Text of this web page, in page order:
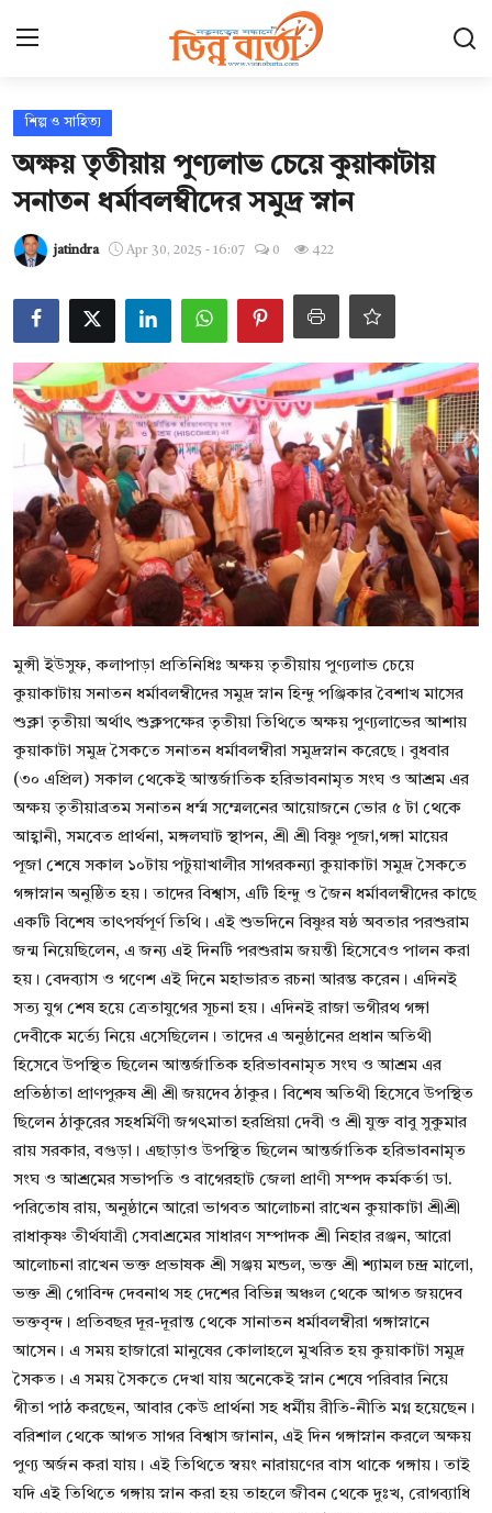
Login
ছবি ঘর
যোগাযোগ
আন্তর্জাতিক
খেলা
সারাদেশ
বিনোদন
বাণিজ্য
শিল্প ও সাহিত্য
জাতীয়
রাজনীতি
Bangla
শিল্প ও সাহিত্য
অক্ষয় তৃতীয়ায় পুণ্যলাভ চেয়ে কুয়াকাটায়
সনাতন ধর্মাবলম্বীদের সমুদ্র স্নান
jatindra Apr 30, 2025 - 16:07 0 422
মুন্সী ইউসুফ, কলাপাড়া প্রতিনিধিঃ অক্ষয় তৃতীয়ায় পুণ্যলাভ চেয়ে
কুয়াকাটায় সনাতন ধর্মাবলম্বীদের সমুদ্র স্নান হিন্দু পঞ্জিকার বৈশাখ মাসের
শুক্লা তৃতীয়া অর্থাৎ শুক্লপক্ষের তৃতীয়া তিথিতে অক্ষয় পুণ্যলাভের আশায়
কুয়াকাটা সমুদ্র সৈকতে সনাতন ধর্মাবলম্বীরা সমুদ্রস্নান করেছে। বুধবার
(৩০ এপ্রিল) সকাল থেকেই আন্তর্জাতিক হরিভাবনামৃত সংঘ ও আশ্রম এর
অক্ষয় তৃতীয়াব্রতম সনাতন ধর্ম্ম সম্মেলনের আয়োজনে ভোর ৫ টা থেকে
আহ্বানী, সমবেত প্রার্থনা, মঙ্গলঘাট স্থাপন, শ্রী শ্রী বিষ্ণু পূজা,গঙ্গা মায়ের
পূজা শেষে সকাল ১০টায় পটুয়াখালীর সাগরকন্যা কুয়াকাটা সমুদ্র সৈকতে
গঙ্গাস্নান অনুষ্ঠিত হয়। তাদের বিশ্বাস, এটি হিন্দু ও জৈন ধর্মাবলম্বীদের কাছে
একটি বিশেষ তাৎপর্যপূর্ণ তিথি। এই শুভদিনে বিষ্ণুর ষষ্ঠ অবতার পরশুরাম
জন্ম নিয়েছিলেন, এ জন্য এই দিনটি পরশুরাম জয়ন্তী হিসেবেও পালন করা
হয়। বেদব্যাস ও গণেশ এই দিনে মহাভারত রচনা আরম্ভ করেন। এদিনই
সত্য যুগ শেষ হয়ে ত্রেতাযুগের সূচনা হয়। এদিনই রাজা ভগীরথ গঙ্গা
দেবীকে মর্ত্যে নিয়ে এসেছিলেন। তাদের এ অনুষ্ঠানের প্রধান অতিথী
হিসেবে উপস্থিত ছিলেন আন্তর্জাতিক হরিভাবনামৃত সংঘ ও আশ্রম এর
প্রতিষ্ঠাতা প্রাণপুরুষ শ্রী শ্রী জয়দেব ঠাকুর। বিশেষ অতিথী হিসেবে উপস্থিত
ছিলেন ঠাকুরের সহধর্মিণী জগৎমাতা হরপ্রিয়া দেবী ও শ্রী যুক্ত বাবু সুকুমার
রায় সরকার, বগুড়া। এছাড়াও উপস্থিত ছিলেন আন্তর্জাতিক হরিভাবনামৃত
সংঘ ও আশ্রমের সভাপতি ও বাগেরহাট জেলা প্রাণী সম্পদ কর্মকর্তা ডা.
পরিতোষ রায়, অনুষ্ঠানে আরো ভাগবত আলোচনা রাখেন কুয়াকাটা শ্রীশ্রী
রাধাকৃষ্ণ তীর্থযাত্রী সেবাশ্রমের সাধারণ সম্পাদক শ্রী নিহার রঞ্জন, আরো
আলোচনা রাখেন ভক্ত প্রভাষক শ্রী সঞ্জয় মন্ডল, ভক্ত শ্রী শ্যামল চন্দ্র মালো,
ভক্ত শ্রী গোবিন্দ দেবনাথ সহ দেশের বিভিন্ন অঞ্চল থেকে আগত জয়দেব
ভক্তবৃন্দ। প্রতিবছর দূর-দূরান্ত থেকে সানাতন ধর্মাবলম্বীরা গঙ্গাস্নানে
আসেন। এ সময় হাজারো মানুষের কোলাহলে মুখরিত হয় কুয়াকাটা সমুদ্র
সৈকত। এ সময় সৈকতে দেখা যায় অনেকেই স্নান শেষে পরিবার নিয়ে
গীতা পাঠ করছেন, আবার কেউ প্রার্থনা সহ ধর্মীয় রীতি-নীতি মগ্ন হয়েছেন।
বরিশাল থেকে আগত সাগর বিশ্বাস জানান, এই দিন গঙ্গাস্নান করলে অক্ষয়
পুণ্য অর্জন করা যায়। এই তিথিতে স্বয়ং নারায়ণের বাস থাকে গঙ্গায়। তাই
যদি এই তিথিতে গঙ্গায় স্নান করা হয় তাহলে জীবন থেকে দুঃখ, রোগব্যাধি